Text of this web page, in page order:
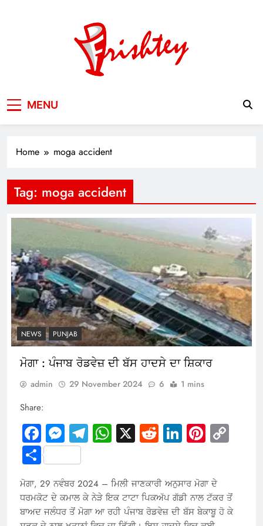
MENU
Home moga accident
Tag: moga accident
NEWS PUNJAB
ਮੋਗਾ : ਪੰਜਾਬ ਰੋਡਵੇਜ਼ ਦੀ ਬੱਸ ਹਾਦਸੇ ਦਾ ਸ਼ਿਕਾਰ
admin 29 November 2024 6 1 mins
Share:
Facebook
Messenger
Telegram
WhatsApp
X RedditLinkedIn
Share
ਮੋਗਾ, 29 ਨਵੰਬਰ 2024 – ਮਿਲੀ ਜਾਣਕਾਰੀ ਅਨੁਸਾਰ ਮੋਗਾ ਦੇ
ਧਰਮਕੋਟ ਦੇ ਕਮਾਲ ਕੇ ਨੇੜੇ ਇਕ ਟਾਟਾ ਪਿਕਅੱਪ ਗੱਡੀ ਨਾਲ ਟੱਕਰ ਤੋਂ
ਬਾਅਦ ਜਲੰਧਰ ਤੋਂ ਮੋਗਾ ਆ ਰਹੀ ਪੰਜਾਬ ਰੋਡਵੇਜ਼ ਦੀ ਬੱਸ ਬੇਕਾਬੂ ਹੋ ਕੇ